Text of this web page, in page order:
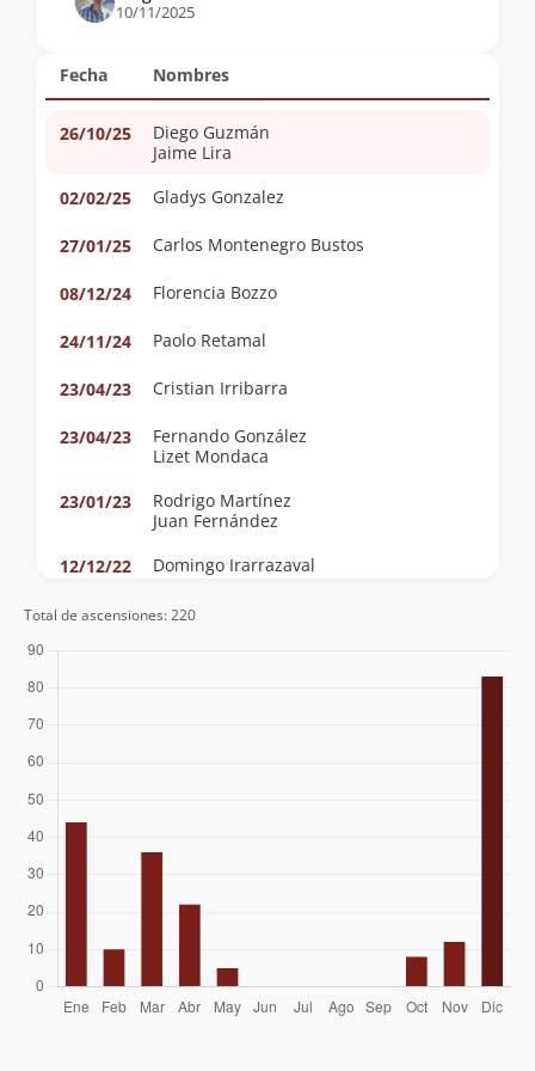
Fecha Nombres
26/10/25
Diego Guzmán
Jaime Lira
02/02/25
Gladys Gonzalez
27/01/25 Carlos Montenegro Bustos
08/12/24 Florencia Bozzo
24/11/24 Paolo Retamal
23/04/23 Cristian Irribarra
23/04/23
Fernando González
Lizet Mondaca
23/01/23
Rodrigo Martínez
Juan Fernández
12/12/22
Domingo Irarrazaval
11/12/22 Diego Guzmán
Víctor Bignon Castillo
07/12/19
Gladys Gonzalez
10/11/2025
Total de ascensiones: 220